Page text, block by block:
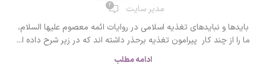
مدیر سایت 2
بایدها و نبایدهای تغذیه اسلامی در روایات ائمه معصوم علیها السلام،
ما را از چند کار پیرامون تغذیه برحذر داشته اند که در زیر شرح داده ا...
ادامه مطلب